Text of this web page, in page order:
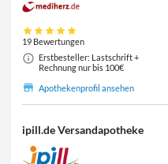
19 Bewertungen
Erstbesteller: Lastschrift +
Rechnung nur bis 100€
Apothekenprofil ansehen
ipill.de Versandapotheke